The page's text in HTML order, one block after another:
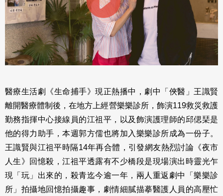
醫療生活劇《生命捕手》現正熱播中，劇中「俠醫」王識賢
離開醫療體制後，在地方上經營樂樂診所，飾演119救災救護
勤務指揮中心接線員的江祖平，以及飾演護理師的邱偲琹是
他的得力助手，本週郭方儒也將加入樂樂診所成為一份子。
王識賢與江祖平時隔14年再合體，引發網友熱烈討論《夜市
人生》回憶殺，江祖平透露有不少橋段是現場演出時靈光乍
現「玩」出來的，殺青迄今逾一年，兩人重返劇中「樂樂診
所」拍攝地回憶拍攝趣事，劇情細膩描摹醫護人員的高壓忙